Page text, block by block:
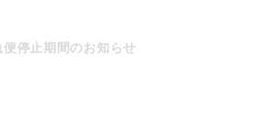
停止期間のお知らせ